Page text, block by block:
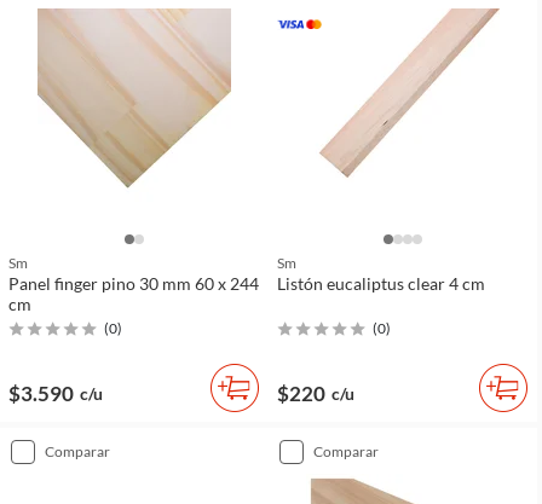
Sm
Panel finger pino 30 mm 60 x 244
cm
(0)
$3.590 c/u
Sm
Listón eucaliptus clear 4 cm
(0)
$220 c/u
comparar comparar